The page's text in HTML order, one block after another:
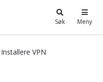
Søk Meny
Installere VPN